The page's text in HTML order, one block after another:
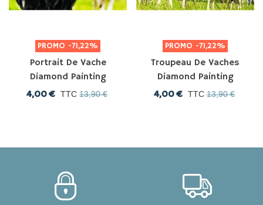
PROMO -71,22%
Portrait De Vache
Diamond Painting
4,00 € TTC 13,90 €
PROMO -71,22%
Troupeau De Vaches
Diamond Painting
4,00 € TTC 13,90 €